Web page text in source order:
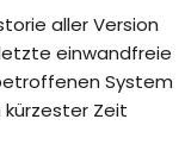
aller Version
einwandfreie
System
kürzester Zeit